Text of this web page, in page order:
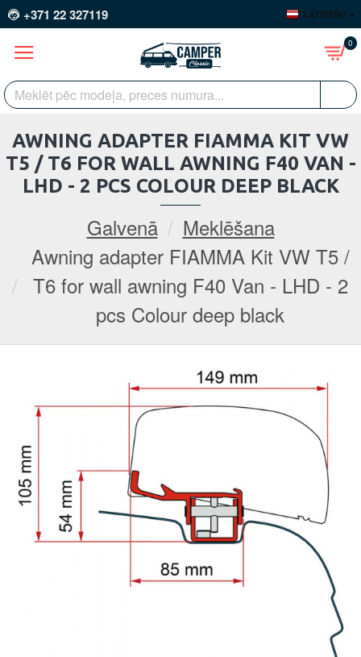
+371 22 327119 LATVIEŠU
0
Galvenā
Meklēšana
Awning adapter FIAMMA Kit VW T5 /
T6 for wall awning F40 Van - LHD - 2
pcs Colour deep black
AWNING ADAPTER FIAMMA KIT VW
T5 / T6 FOR WALL AWNING F40 VAN -
LHD - 2 PCS COLOUR DEEP BLACK